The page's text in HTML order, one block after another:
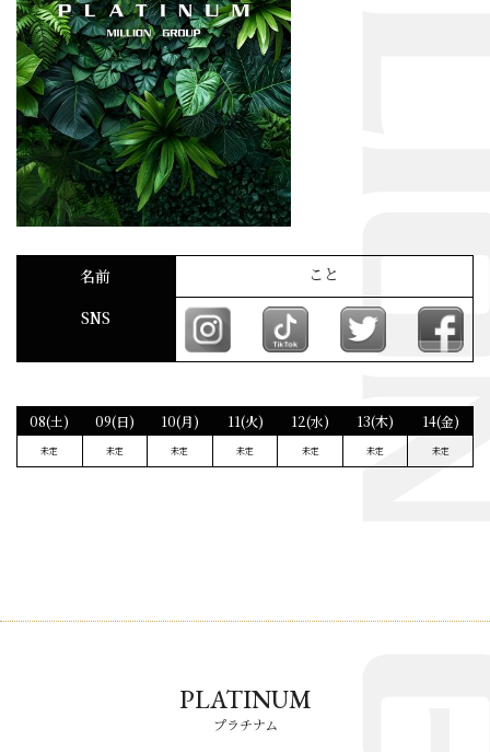
名前
こと
SNS
08(土)
未定
09(日)
未定
10(月)
未定
11(火)
未定
12(水)
未定
13(木)
未定
14(金)
未定
PLATINUM
プラチナム